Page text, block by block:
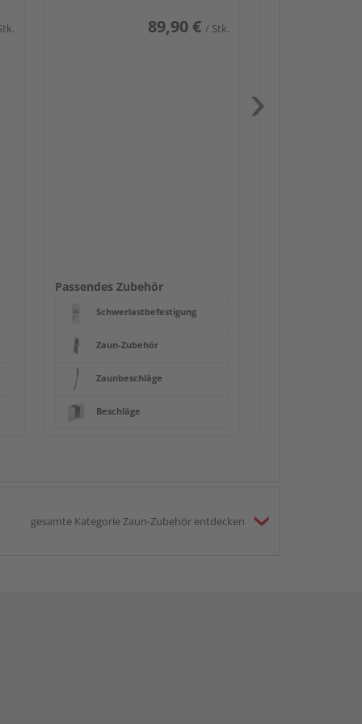
89,90 € / Stk.
Passendes Zubehör
Schwerlastbefestigung
Zaun-Zubehör
Zaunbeschläge
Beschläge
gesamte Kategorie Zaun-Zubehör entdecken